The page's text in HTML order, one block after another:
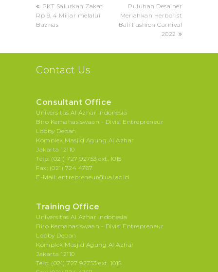
previous
post:
PKT Salurkan Zakat
Rp 9, 4 Miliar melalui
Baznas
next
post:
Puluhan Desainer
Meriahkan Herborist
Bali Fashion Carnival
2022
Contact Us
Consultant Office
Universitas Al Azhar Indonesia
Biro Kemahasiswaan - Divisi Entrepreneur
Lobby Depan
Komplek Masjid Agung Al Azhar
Jakarta 12110
Telp: (021) 727 92753 ext. 1015
Fax: (021) 724 4767
E-Mail: entrepreneur@uai.ac.id
Training Office
Universitas Al Azhar Indonesia
Biro Kemahasiswaan - Divisi Entrepreneur
Lobby Depan
Komplek Masjid Agung Al Azhar
Jakarta 12110
Telp: (021) 727 92753 ext. 1015